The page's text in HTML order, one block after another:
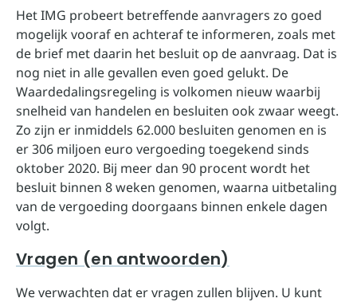
Het IMG probeert betreffende aanvragers zo goed
mogelijk vooraf en achteraf te informeren, zoals met
de brief met daarin het besluit op de aanvraag. Dat is
nog niet in alle gevallen even goed gelukt. De
Waardedalingsregeling is volkomen nieuw waarbij
snelheid van handelen en besluiten ook zwaar weegt.
Zo zijn er inmiddels 62.000 besluiten genomen en is
er 306 miljoen euro vergoeding toegekend sinds
oktober 2020. Bij meer dan 90 procent wordt het
besluit binnen 8 weken genomen, waarna uitbetaling
van de vergoeding doorgaans binnen enkele dagen
volgt.
Vragen (en antwoorden)
We verwachten dat er vragen zullen blijven. U kunt